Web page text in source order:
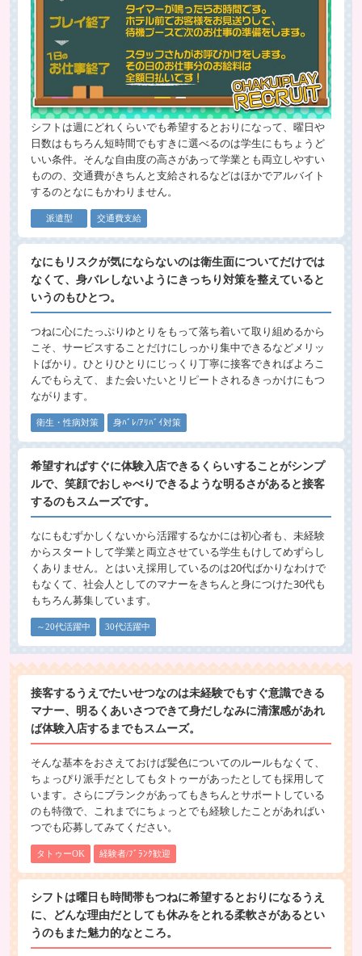
シフトは週にどれくらいでも希望するとおりになって、曜日や
日数はもちろん短時間でもすきに選べるのは学生にもちょうど
いい条件。そんな自由度の高さがあって学業とも両立しやすい
ものの、交通費がきちんと支給されるなどはほかでアルバイト
するのとなにもかわりません。
派遣型 交通費支給
なにもリスクが気にならないのは衛生面についてだけでは
なくて、身バレしないようにきっちり対策を整えていると
いうのもひとつ。
つねに心にたっぷりゆとりをもって落ち着いて取り組めるから
こそ、サービスすることだけにしっかり集中できるなどメリッ
トばかり。ひとりひとりにじっくり丁寧に接客できればよろこ
んでもらえて、また会いたいとリピートされるきっかけにもつ
ながります。
衛生・性病対策 身ﾊﾞﾚ/ｱﾘﾊﾞｲ対策
希望すればすぐに体験入店できるくらいすることがシンプ
ルで、笑顔でおしゃべりできるような明るさがあると接客
するのもスムーズです。
なにもむずかしくないから活躍するなかには初心者も、未経験
からスタートして学業と両立させている学生もけしてめずらし
くありません。とはいえ採用しているのは20代ばかりなわけで
もなくて、社会人としてのマナーをきちんと身につけた30代も
もちろん募集しています。
～20代活躍中 30代活躍中
接客するうえでたいせつなのは未経験でもすぐ意識できる
マナー、明るくあいさつできて身だしなみに清潔感があれ
ば体験入店するまでもスムーズ。
そんな基本をおさえておけば髪色についてのルールもなくて、
ちょっぴり派手だとしてもタトゥーがあったとしても採用して
います。さらにブランクがあってもきちんとサポートしている
のも特徴で、これまでにちょっとでも経験したことがあればい
つでも応募してみてください。
タトゥーOK 経験者/ﾌﾞﾗﾝｸ歓迎
シフトは曜日も時間帯もつねに希望するとおりになるうえ
に、どんな理由だとしても休みをとれる柔軟さがあるとい
うのもまた魅力的なところ。